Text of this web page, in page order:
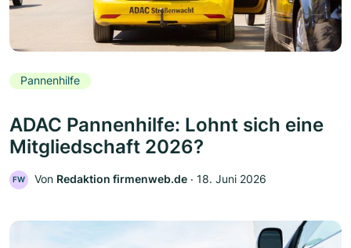
Pannenhilfe
ADAC Pannenhilfe: Lohnt sich eine
Mitgliedschaft 2026?
FW Von Redaktion firmenweb.de ‧ 18. Juni 2026